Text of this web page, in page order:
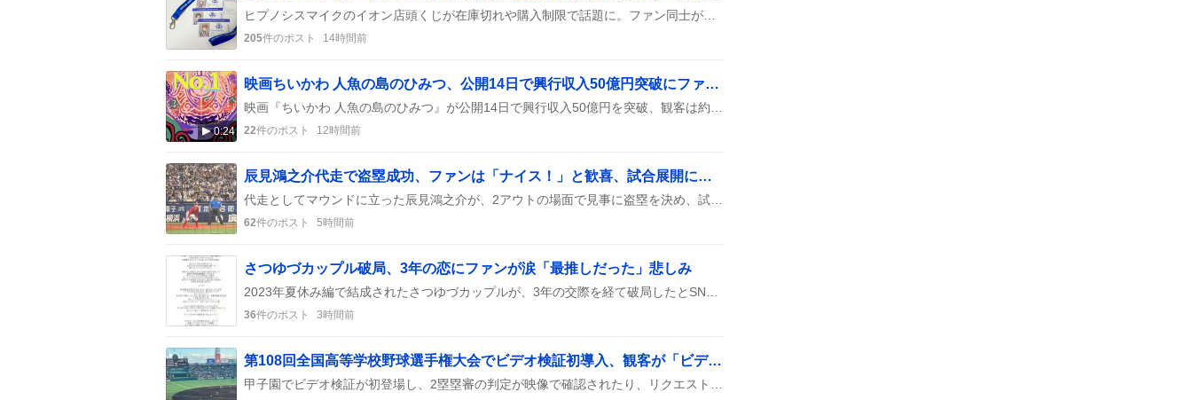
205件のポスト 14時間前
0:24
映画ちいかわ 人魚の島のひみつ、公開14日で興行収入50億円突破にファン歓喜
22件のポスト 12時間前
辰見鴻之介代走で盗塁成功、ファンは「ナイス！」と歓喜、試合展開に期待感
62件のポスト 5時間前
さつゆづカップル破局、3年の恋にファンが涙「最推しだった」悲しみ
36件のポスト 3時間前
第108回全国高等学校野球選手権大会でビデオ検証初導入、観客が「ビデオ検証きた」と歓喜